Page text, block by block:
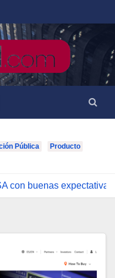
Pública Producto
con buenas